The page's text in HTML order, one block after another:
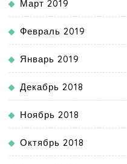
Март 2019
Февраль 2019
Январь 2019
Декабрь 2018
Ноябрь 2018
Октябрь 2018